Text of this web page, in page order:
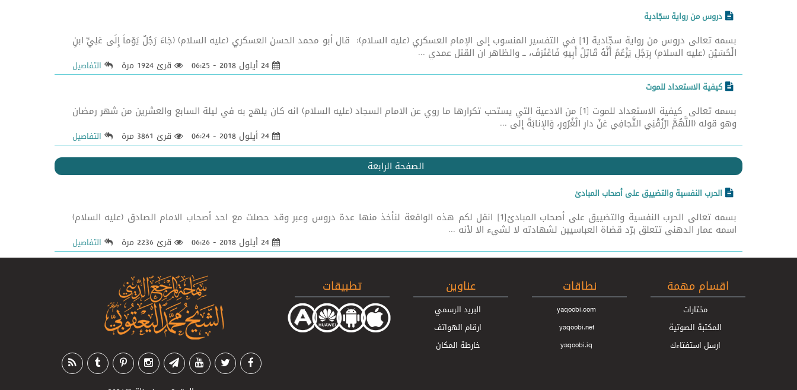
دروس من رواية سجّادية
بسمه تعالى دروس من رواية سجّادية [1] في التفسير المنسوب إلى الإمام العسكري (عليه السلام): قال أبو محمد الحسن العسكري (عليه السلام) (جَاءَ رَجُلٌ يَوْماً إِلَى عَلِيِّ ابنِ
الْحُسَيْنِ (عليه السلام) بِرَجُلٍ يَزْعُمُ أَنَّهُ قَاتِلُ أَبِيهِ فَاعْتَرَفَ، ــ والظاهر ان القتل عمدي ...
قرئ 1924 مرة
التفاصيل
كيفية الاستعداد للموت
بسمه تعالى كيفية الاستعداد للموت [1] من الادعية التي يستحب تكرارها ما روي عن الامام السجاد (عليه السلام) انه كان يلهج به في ليلة السابع والعشرين من شهر رمضان
وهو قوله (اللَّهُمَّ ارْزُقْنِي التَّجافِي عَنْ دارِ الْغُرُورِ، وَالإِنابَةَ إِلى‏ ...
قرئ 3861 مرة التفاصيل
الصفحة الرابعة
الحرب النفسية والتضييق على أصحاب المبادئ
بسمه تعالى الحرب النفسية والتضييق على أصحاب المبادئ[1] انقل لكم هذه الواقعة لنأخذ منها عدة دروس وعبر وقد حصلت مع احد أصحاب الامام الصادق (عليه السلام)
اسمه عمار الدهني تتعلق برّد قضاة العباسيين لشهادته لا لشيء الا لأنه ...
قرئ 2236 مرة التفاصيل
اقسام مهمة
مختارات
المكتبة الصوتية
ارسل استفتاءك
نطاقات
yaqoobi.com
yaqoobi.net
yaqoobi.iq
عناوين
البريد الرسمي
ارقام الهواتف
خارطة المكان
تطبيقات